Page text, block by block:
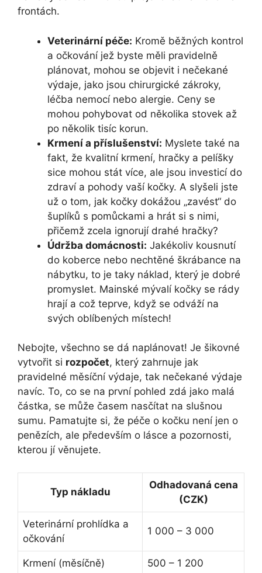
frontách.
Veterinární péče: Kromě běžných kontrol
a očkování jež byste měli pravidelně
plánovat, mohou se objevit i nečekané
výdaje, jako jsou chirurgické zákroky,
léčba nemocí nebo alergie. Ceny se
mohou pohybovat od několika stovek až
po několik tisíc korun.
Krmení a příslušenství: Myslete také na
fakt, že kvalitní krmení, hračky a pelíšky
sice mohou stát více, ale jsou investicí do
zdraví a pohody vaší kočky. A slyšeli jste
už o tom, jak kočky dokážou „zavést“ do
šuplíků s pomůckami a hrát si s nimi,
přičemž zcela ignorují drahé hračky?
Údržba domácnosti: Jakékoliv kousnutí
do koberce nebo nechtěné škrábance na
nábytku, to je taky náklad, který je dobré
promyslet. Mainské mývalí kočky se rády
hrají a což teprve, když se odváží na
svých oblíbených místech!
Nebojte, všechno se dá naplánovat! Je šikovné
vytvořit si rozpočet, který zahrnuje jak
pravidelné měsíční výdaje, tak nečekané výdaje
navíc. To, co se na první pohled zdá jako malá
částka, se může časem nasčítat na slušnou
sumu. Pamatujte si, že péče o kočku není jen o
penězích, ale především o lásce a pozornosti,
kterou jí věnujete.
Typ nákladu
Odhadovaná cena
(CZK)
Veterinární prohlídka a
očkování
1 000 – 3 000
Krmení (měsíčně) 500 – 1 200